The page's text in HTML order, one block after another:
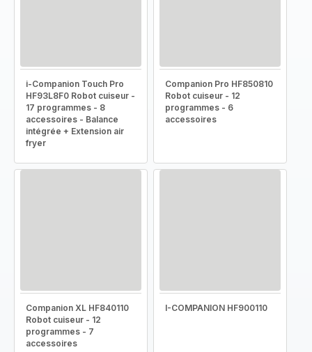
i-Companion Touch Pro
HF93L8F0 Robot cuiseur -
17 programmes - 8
accessoires - Balance
intégrée + Extension air
fryer
Companion Pro HF850810
Robot cuiseur - 12
programmes - 6
accessoires
Companion XL HF840110
Robot cuiseur - 12
programmes - 7
accessoires
I-COMPANION HF900110